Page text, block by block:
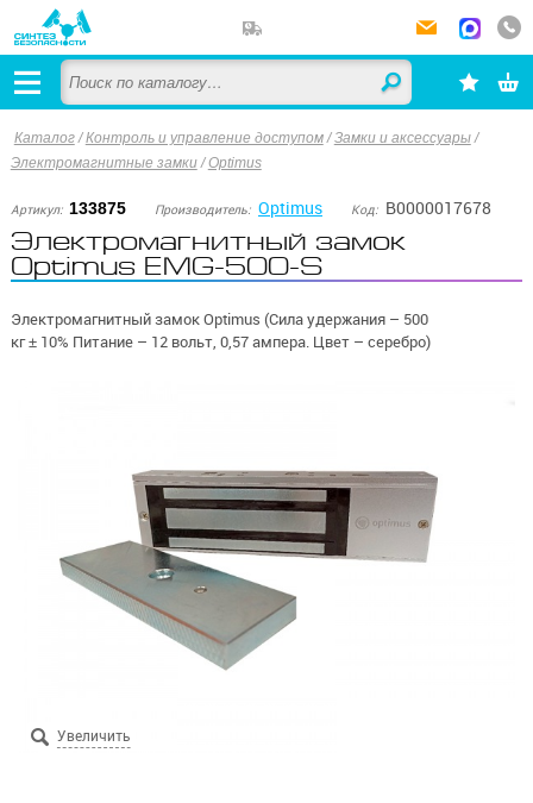
Каталог/Контроль и управление доступом /Замки и аксессуары /
Электромагнитные замки /Optimus
Артикул: 133875 Производитель: Optimus Код: В0000017678
Электромагнитный замок
Optimus EMG-500-S
Электромагнитный замок Optimus (Сила удержания – 500
кг ± 10% Питание – 12 вольт, 0,57 ампера. Цвет – серебро)